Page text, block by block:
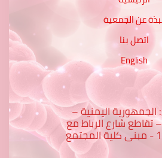
عن الجمعية
اتصل بنا
English
الجمهورية اليمنية –
تقاطع شارع الرباط مع
شارع 16 - مبنى كلية المجتمع